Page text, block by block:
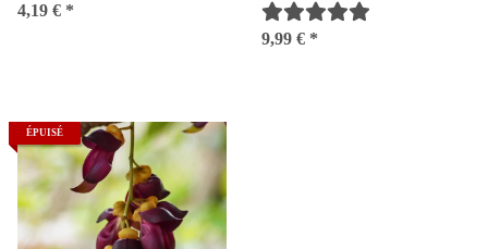
graines
4,19 € *
graines
9,99 € *
ÉPUISÉ